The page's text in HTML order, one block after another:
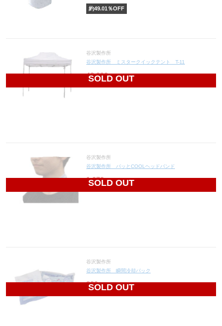
約49.01 ％OFF
SOLD OUT
谷沢製作所
谷沢製作所 ミスタークイックテント T-11
42,390円(税込46,629円)
SOLD OUT
谷沢製作所
谷沢製作所 パッとCOOLヘッドバンド
1,670 円(税込1,837円)
SOLD OUT
谷沢製作所
谷沢製作所 瞬間冷却パック
820円(税込902円)